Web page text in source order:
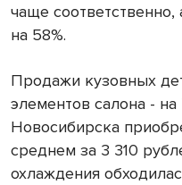
чаще
на 58%.
Продажи кузовных
элементов салона -
Новосибирска
среднем за 3 310
охлаждения